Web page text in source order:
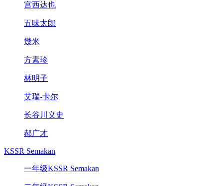
宫西达也
五味太郎
幾米
方素珍
林明子
艾瑞-卡尔
长谷川义史
郝广才
KSSR Semakan
一年级KSSR Semakan